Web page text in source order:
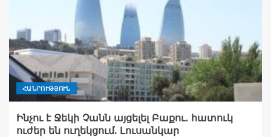
ՀԱՆՐՈՒԹՅՈՒՆ
Ինչու է Ջեկի Չանն այցելել Բաքու․ հատուկ
ուժեր են ուղեկցում. Լուսանկար